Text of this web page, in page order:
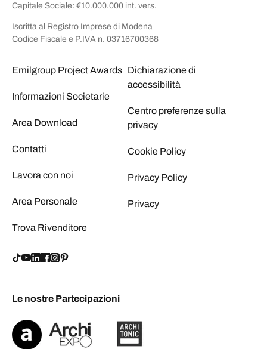
Capitale Sociale: €10.000.000 int. vers.
Iscritta al Registro Imprese di Modena
Codice Fiscale e P.IVA n. 03716700368
Emilgroup Project Awards
Informazioni Societarie
Area Download
Contatti
Lavora con noi
Area Personale
Trova Rivenditore
Dichiarazione di
accessibilità
Centro preferenze sulla
privacy
Cookie Policy
Privacy Policy
Privacy
Le nostre Partecipazioni